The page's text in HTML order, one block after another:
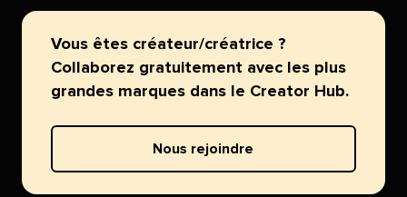
Vous êtes créateur/créatrice ?
Collaborez gratuitement avec les plus
grandes marques dans le Creator Hub.​​
Nous rejoindre​​